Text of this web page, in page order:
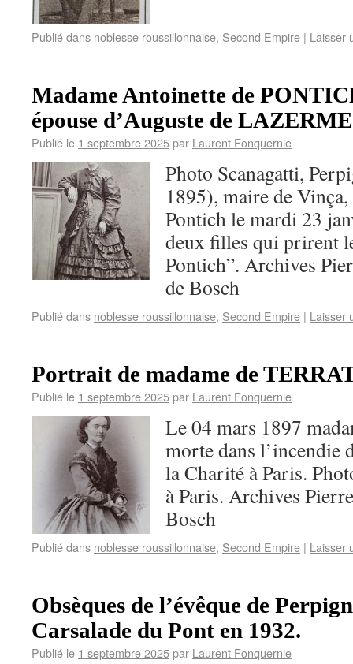
Publié dans noblesse roussillonnaise, Second Empire | Laisser
Madame Antoinette de
épouse d’Auguste de
Publié le 1 septembre 2025par Laurent Fonquernie
Photo Scanagatti,
1895), maire de
Pontich le mardi 23
deux filles qui prirent
Pontich”. Archives
de Bosch
Publié dans noblesse roussillonnaise, Second Empire | Laisser
Portrait de madame de
Publié le 1 septembre 2025par Laurent Fonquernie
Le 04 mars 1897
morte dans l’incendie
la Charité à Paris.
à Paris. Archives
Bosch
Publié dans noblesse roussillonnaise, Second Empire | Laisser
Obsèques de l’évêque de
Carsalade du Pont en 1932.
Publié le 1 septembre 2025par Laurent Fonquernie